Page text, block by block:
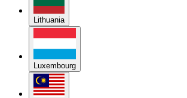
Lithuania
Luxembourg